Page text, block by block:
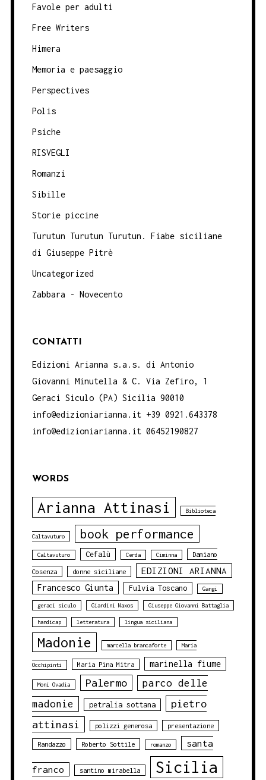
Favole per adulti
Free Writers
Himera
Memoria e paesaggio
Perspectives
Polis
Psiche
RISVEGLI
Romanzi
Sibille
Storie piccine
Turutun Turutun Turutun. Fiabe siciliane
di Giuseppe Pitrè
Uncategorized
Zabbara - Novecento
CONTATTI
Edizioni Arianna s.a.s. di Antonio
Giovanni Minutella & C. Via Zefiro, 1
Geraci Siculo (PA) Sicilia 90010
info@edizioniarianna.it +39 0921.643378
info@edizioniarianna.it 06452190827
WORDS
Arianna Attinasi Biblioteca
Caltavuturo book performance
Caltavuturo Cefalù Cerda Ciminna Damiano
Cosenza donne siciliane EDIZIONI ARIANNA
Francesco Giunta Fulvia Toscano Gangi
geraci siculo Giardini Naxos Giuseppe Giovanni Battaglia
handicap letteratura lingua siciliana
Madonie marcella brancaforte Maria
Occhipinti Maria Pina Mitra marinella fiume
Moni Ovadia Palermo
parco delle
madonie
petralia sottana
pietro
attinasi
polizzi generosa presentazione
Randazzo Roberto Sottile romanzo santa
franco santino mirabella Sicilia